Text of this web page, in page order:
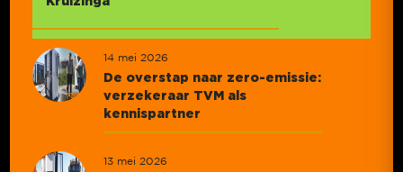
14 mei 2026
De overstap naar zero-emissie:
verzekeraar TVM als
kennispartner
13 mei 2026